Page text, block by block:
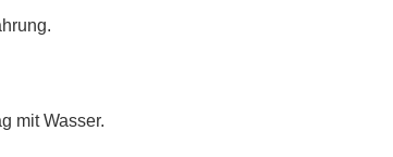
mit Wasser.